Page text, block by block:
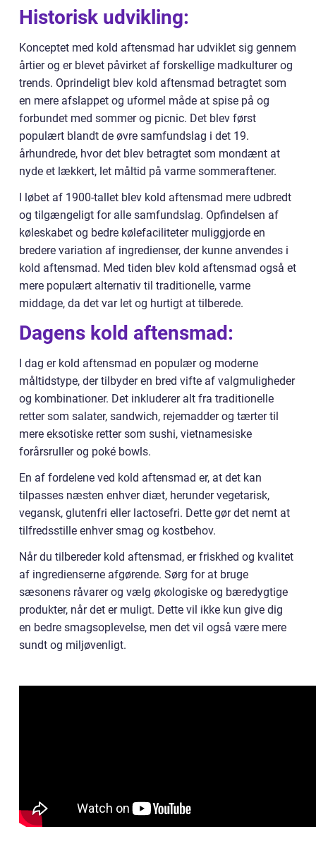
Historisk udvikling:
Konceptet med kold aftensmad har udviklet sig gennem
årtier og er blevet påvirket af forskellige madkulturer og
trends. Oprindeligt blev kold aftensmad betragtet som
en mere afslappet og uformel måde at spise på og
forbundet med sommer og picnic. Det blev først
populært blandt de øvre samfundslag i det 19.
århundrede, hvor det blev betragtet som mondænt at
nyde et lækkert, let måltid på varme sommeraftener.
I løbet af 1900-tallet blev kold aftensmad mere udbredt
og tilgængeligt for alle samfundslag. Opfindelsen af
køleskabet og bedre kølefaciliteter muliggjorde en
bredere variation af ingredienser, der kunne anvendes i
kold aftensmad. Med tiden blev kold aftensmad også et
mere populært alternativ til traditionelle, varme
middage, da det var let og hurtigt at tilberede.
Dagens kold aftensmad:
I dag er kold aftensmad en populær og moderne
måltidstype, der tilbyder en bred vifte af valgmuligheder
og kombinationer. Det inkluderer alt fra traditionelle
retter som salater, sandwich, rejemadder og tærter til
mere eksotiske retter som sushi, vietnamesiske
forårsruller og poké bowls.
En af fordelene ved kold aftensmad er, at det kan
tilpasses næsten enhver diæt, herunder vegetarisk,
vegansk, glutenfri eller lactosefri. Dette gør det nemt at
tilfredsstille enhver smag og kostbehov.
Når du tilbereder kold aftensmad, er friskhed og kvalitet
af ingredienserne afgørende. Sørg for at bruge
sæsonens råvarer og vælg økologiske og bæredygtige
produkter, når det er muligt. Dette vil ikke kun give dig
en bedre smagsoplevelse, men det vil også være mere
sundt og miljøvenligt.